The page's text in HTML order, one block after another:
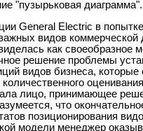
"пузырьковая диаграмма".
General Electric в
видов коммерческой
как своеобразное
решение проблемы
видов бизнеса, которые
лицо, принимающее
что
позиционирования
модели менеджер